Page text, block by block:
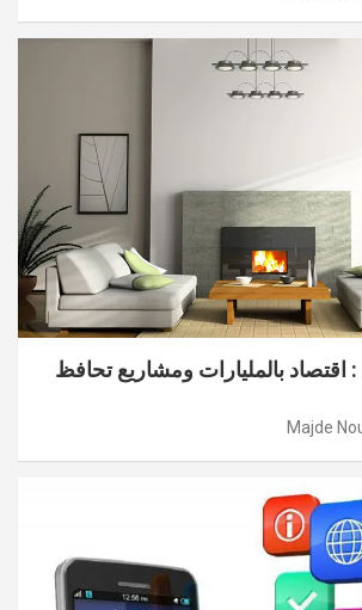
: اقتصاد بالمليارات ومشاريع تحافظ
Majde